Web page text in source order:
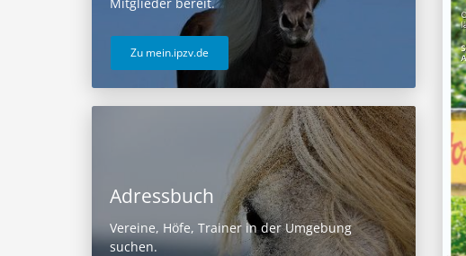
Zu mein.ipzv.de
Adressbuch
Vereine, Höfe, Trainer in der Umgebung
suchen.